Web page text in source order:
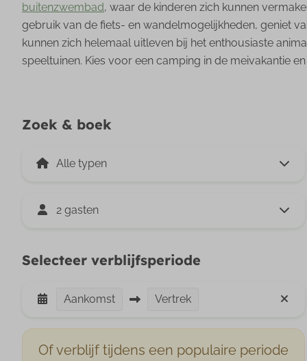
buitenzwembad, waar de kinderen zich kunnen
gebruik van de fiets- en wandelmogelijkheden, geniet
kunnen zich helemaal uitleven bij het enthousiaste
speeltuinen. Kies voor een camping in de meivakantie
Zoek & boek
2 gasten
Selecteer verblijfsperiode
Aankomst Vertrek
Of verblijf tijdens een populaire periode